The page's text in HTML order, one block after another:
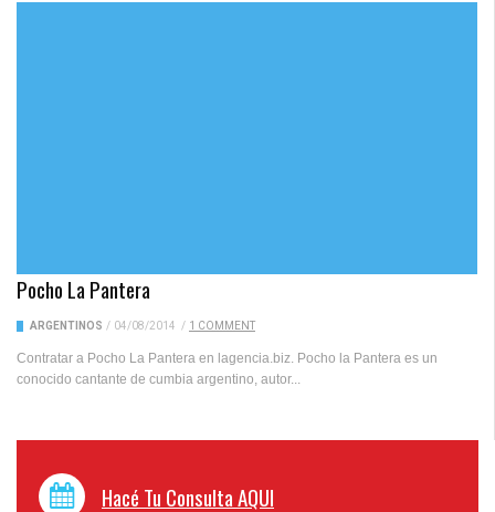
Pocho La Pantera
ARGENTINOS / 04/08/2014 / 1 COMMENT
Contratar a Pocho La Pantera en lagencia.biz. Pocho la Pantera es un
conocido cantante de cumbia argentino, autor...
Hacé Tu Consulta AQUI